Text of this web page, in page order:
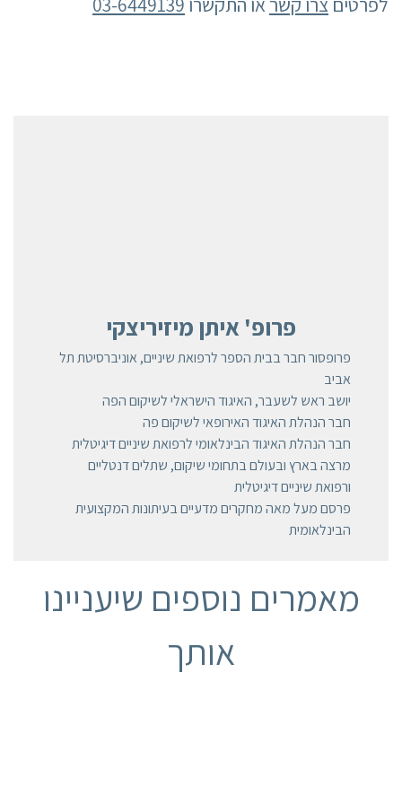
פרופ' איתן מיזיריצקי
פרופסור חבר בבית הספר לרפואת שיניים, אוניברסיטת תל
אביב
יושב ראש לשעבר, האיגוד הישראלי לשיקום הפה
חבר הנהלת האיגוד האירופאי לשיקום פה
חבר הנהלת האיגוד הבינלאומי לרפואת שיניים דיגיטלית
מרצה בארץ ובעולם בתחומי שיקום, שתלים דנטליים
ורפואת שיניים דיגיטלית
פרסם מעל מאה מחקרים מדעיים בעיתונות המקצועית
הבינלאומית
מאמרים נוספים שיעניינו
אותך